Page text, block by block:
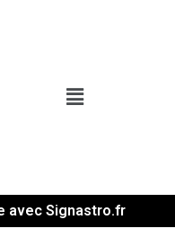
avec Signastro.fr